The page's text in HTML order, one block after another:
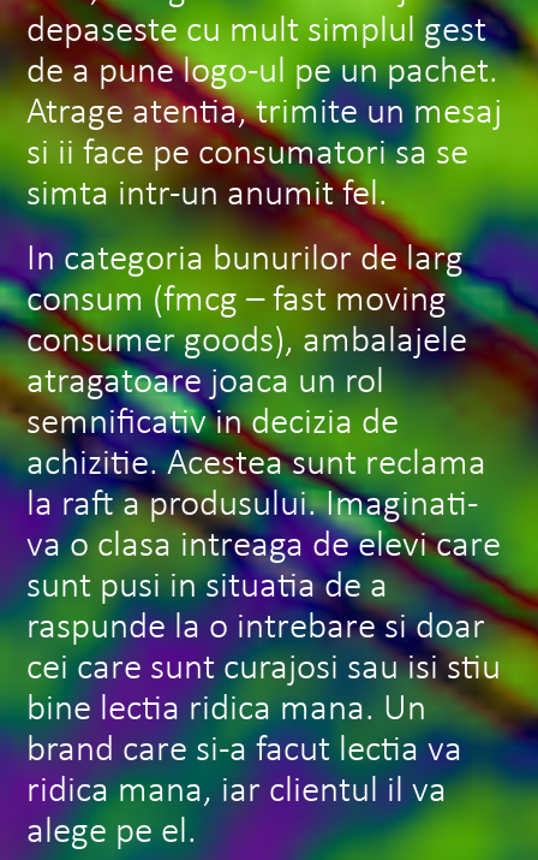
depaseste cu mult simplul gest
de a pune logo-ul pe un pachet.
Atrage atentia, trimite un mesaj
si ii face pe consumatori sa se
simta intr-un anumit fel.
In categoria bunurilor de larg
consum (fmcg – fast moving
consumer goods), ambalajele
atragatoare joaca un rol
semnificativ in decizia de
achizitie. Acestea sunt reclama
la raft a produsului. Imaginati-
va o clasa intreaga de elevi care
sunt pusi in situatia de a
raspunde la o intrebare si doar
cei care sunt curajosi sau isi stiu
bine lectia ridica mana. Un
brand care si-a facut lectia va
ridica mana, iar clientul il va
alege pe el.